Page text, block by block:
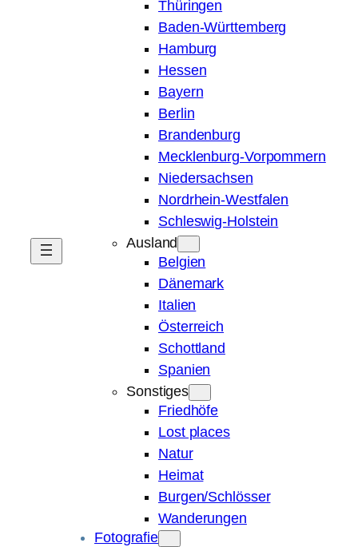
Thüringen
Baden-Württemberg
Hamburg
Hessen
Bayern
Berlin
Brandenburg
Mecklenburg-Vorpommern
Niedersachsen
Nordrhein-Westfalen
Schleswig-Holstein
Ausland
Belgien
Dänemark
Italien
Österreich
Schottland
Spanien
Sonstiges
Friedhöfe
Lost places
Natur
Heimat
Burgen/Schlösser
Wanderungen
Fotografie